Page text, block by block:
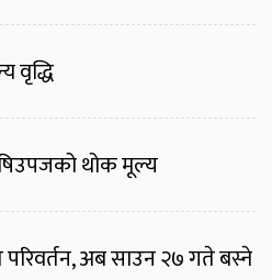
वृद्धि
थोक मूल्य
परिवर्तन, अब साउन २७ गते बस्ने